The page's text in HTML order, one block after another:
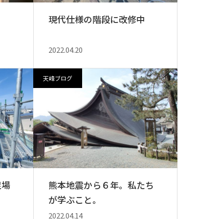
現代仕様の階段に改修中
2022.04.20
天峰ブログ
熊本地震から６年。私たち
が学ぶこと。
2022.04.14